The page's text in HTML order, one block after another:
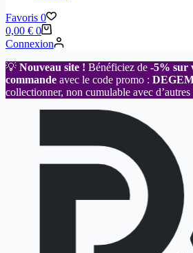
Favoris 0
0,00 € 0
Connexion
💡 Nouveau site ! Bénéficiez de -5% sur
commande avec le code promo :
collectionner, non cumulable avec